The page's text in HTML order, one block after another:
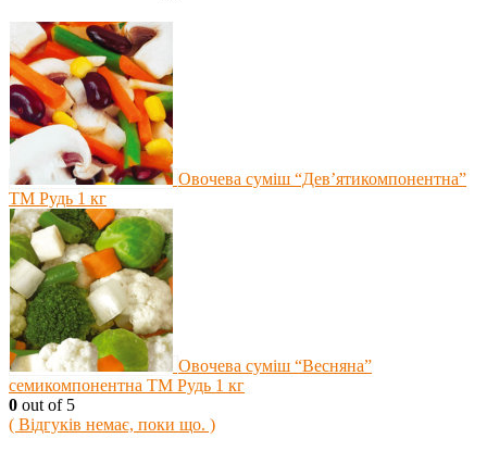
Овочева суміш “Дев’ятикомпонентна”
ТМ Рудь 1 кг
Овочева суміш “Весняна”
семикомпонентна ТМ Рудь 1 кг
0 out of 5
( Відгуків немає, поки що. )